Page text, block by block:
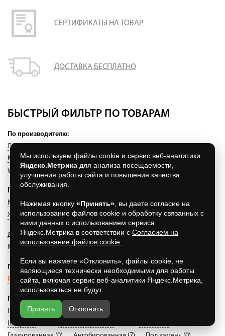
СЕРТИФИКАТЫ НА ТОВАР
ДОСТАВКА БЕСПЛАТНО
БЫСТРЫЙ ФИЛЬТР ПО ТОВАРАМ
По производителю:
ЛСР
King Klinker(14) Stroeher(48) Terramatic(39)
Westerwaelder
(12) Терракот Roben
По наименованию:
Клинкерная плитка(209) Плитка ручной формовки(26)
Жаростойкая плитка(44)
Другое:
Минеральная плитка(579)
По типу:
Рядовая(495) Угловая(53) Цокольная(0) Декоры(16)
По фактуре:
Гладкая(103) Рифленая(124)
Шагрень
Мы используем файлы cookie и сервис веб-аналитики
Яндекс.Метрика для анализа посещаемости,
улучшения работы сайта и повышения качества
обслуживания.
Нажимая кнопку «Принять» , вы даете согласие на
использование файлов cookie и обработку связанных с
ними данных с использованием сервиса
Яндекс.Метрика в соответствии с Согласием на
использование файлов cookie
Если вы нажмете «Отклонить», файлы cookie, не
являющиеся технически необходимыми для работы
сайта, включая сервис веб-аналитики Яндекс.Метрика,
использоваться не будут.
Принять Отклонить